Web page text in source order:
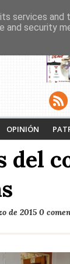
y el Cerro de
acogen a
Villanueva
por el
OPINIÓN
del
de 2015 0
services and
and security